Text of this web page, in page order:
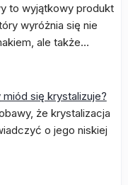
to wyjątkowy produkt
wyróżnia się nie
ale także…
się krystalizuje?
że krystalizacja
o jego niskiej